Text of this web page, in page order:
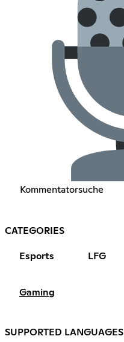
Kommentatorsuche
CATEGORIES
Esports LFG
Gaming
SUPPORTED LANGUAGES